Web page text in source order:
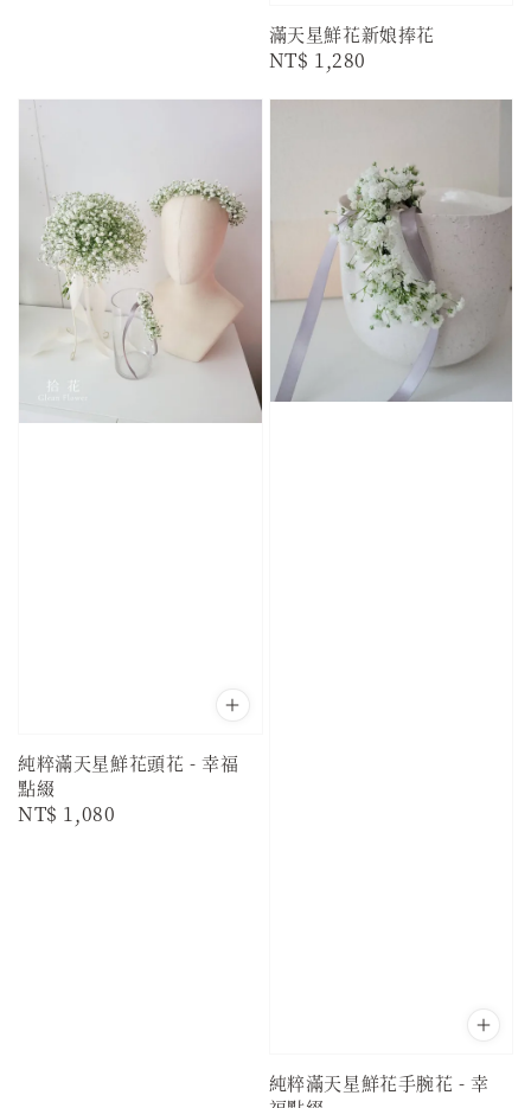
滿天星鮮花新娘捧花
Regular
NT$ 1,280
純粹滿天星鮮花頭花 - 幸福
點綴
Regular
NT$ 1,080
純粹滿天星鮮花手腕花 - 幸